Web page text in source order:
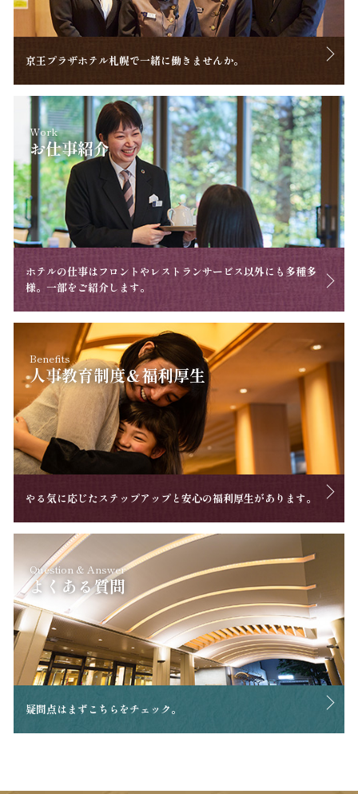
京王プラザホテル札幌で一緒に働きませんか。
Work
お仕事紹介
ホテルの仕事はフロントやレストランサービス以外にも多種多
様。一部をご紹介します。
Benefits
人事教育制度＆福利厚生
やる気に応じたステップアップと安心の福利厚生があります。
Question & Answer
よくある質問
疑問点はまずこちらをチェック。